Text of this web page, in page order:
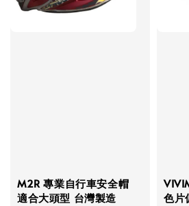
M2R 專業自行車安全帽
適合大頭型 台灣製造
色片